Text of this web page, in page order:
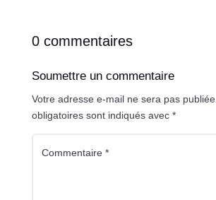
0 commentaires
Soumettre un commentaire
Votre adresse e-mail ne sera pas publiée.
obligatoires sont indiqués avec *